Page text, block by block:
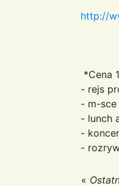
http://
*Cena
- rejs
- m-
- lunch
-
-
«